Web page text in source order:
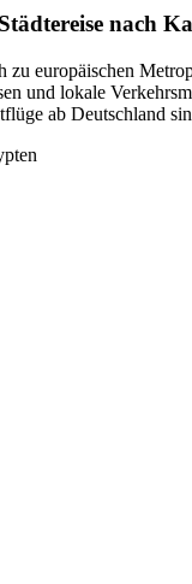
nach
zu europäischen
und lokale
ab Deutschland